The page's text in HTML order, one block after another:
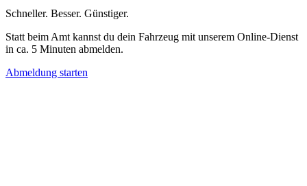
Schneller. Besser. Günstiger.
Statt beim Amt kannst du dein Fahrzeug mit unserem Online-Dienst
in ca. 5 Minuten abmelden.
Abmeldung starten